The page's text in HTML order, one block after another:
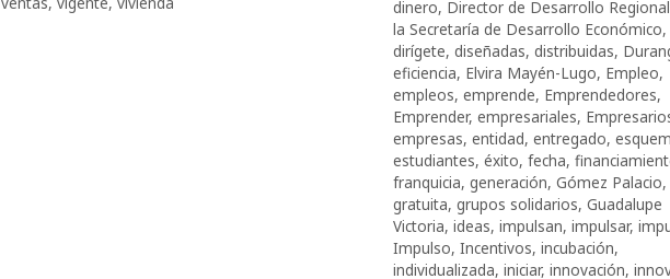
dinero, Director de Desarrollo
la Secretaría de Desarrollo Económico,
dirígete, diseñadas, distribuidas,
eficiencia, Elvira Mayén-Lugo, Empleo,
empleos, emprende, Emprendedores,
Emprender, empresariales,
empresas, entidad, entregado,
estudiantes, éxito, fecha,
franquicia, generación, Gómez Palacio,
gratuita, grupos solidarios, Guadalupe
Victoria, ideas, impulsan, impulsar,
Impulso, Incentivos, incubación,
individualizada, iniciar, innovación,